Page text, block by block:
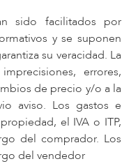
sido facilitados por
y se suponen
su veracidad. La
errores,
de precio y/o a la
aviso. Los gastos e
el IVA o ITP,
del comprador. Los
del vendedor